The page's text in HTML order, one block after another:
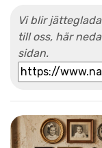
Vi blir
till oss, här
sidan.